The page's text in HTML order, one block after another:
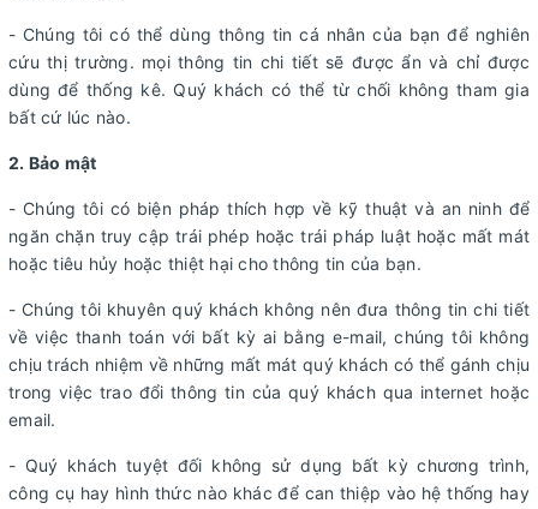
- Chúng tôi có thể dùng thông tin cá nhân của bạn để nghiên
cứu thị trường. mọi thông tin chi tiết sẽ được ẩn và chỉ được
dùng để thống kê. Quý khách có thể từ chối không tham gia
bất cứ lúc nào.
2. Bảo mật
- Chúng tôi có biện pháp thích hợp về kỹ thuật và an ninh để
ngăn chặn truy cập trái phép hoặc trái pháp luật hoặc mất mát
hoặc tiêu hủy hoặc thiệt hại cho thông tin của bạn.
- Chúng tôi khuyên quý khách không nên đưa thông tin chi tiết
về việc thanh toán với bất kỳ ai bằng e-mail, chúng tôi không
chịu trách nhiệm về những mất mát quý khách có thể gánh chịu
trong việc trao đổi thông tin của quý khách qua internet hoặc
email.
- Quý khách tuyệt đối không sử dụng bất kỳ chương trình,
công cụ hay hình thức nào khác để can thiệp vào hệ thống hay